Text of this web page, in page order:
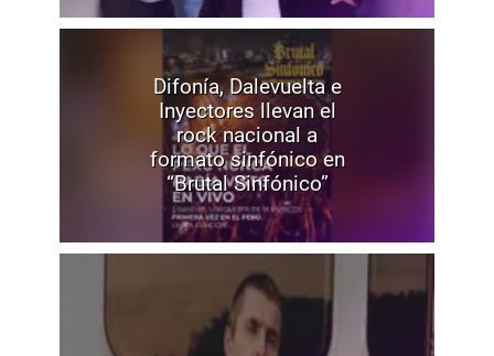
Difonía, Dalevuelta e
Inyectores llevan el
rock nacional a
formato sinfónico en
“Brutal Sinfónico”